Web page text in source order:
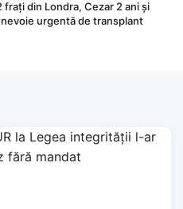
frați din Londra, Cezar 2 ani și
nevoie urgentă de transplant